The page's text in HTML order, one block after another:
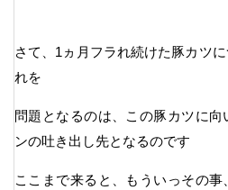
さて、1ヵ月フラれ続けた豚カツ
れを
問題となるのは、この豚カツに向
ンの吐き出し先となるのです
ここまで来ると、もういっその事